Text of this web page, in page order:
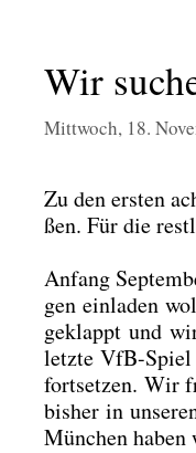
Wir
Mittwoch, 18.
Zu den ers­ten
ßen. Für die
Anfang
gen ein­la­den
geklappt und
letz­te VfB-Spiel
fort­set­zen. Wir
bis­her in
Mün­chen